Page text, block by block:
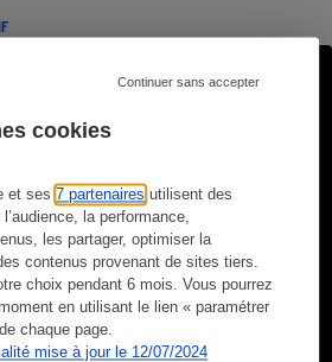
cookies
et ses7 partenaires utilisent des
la performance,
les partager, optimiser la
contenus provenant de sites tiers.
choix pendant 6 mois. Vous pourrez
en utilisant le lien « paramétrer
chaque page.
mise à jour le 12/07/2024
Continuer sans accepter